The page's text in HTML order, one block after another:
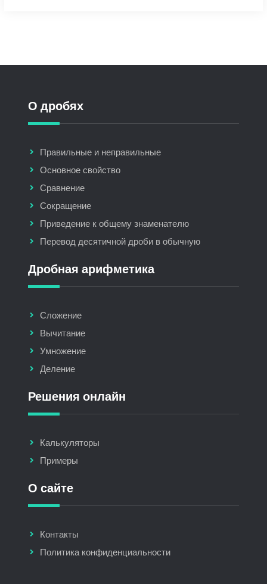
О дробях
Правильные и неправильные
Основное свойство
Сравнение
Сокращение
Приведение к общему знаменателю
Перевод десятичной дроби в обычную
Дробная арифметика
Сложение
Вычитание
Умножение
Деление
Решения онлайн
Калькуляторы
Примеры
О сайте
Контакты
Политика конфиденциальности